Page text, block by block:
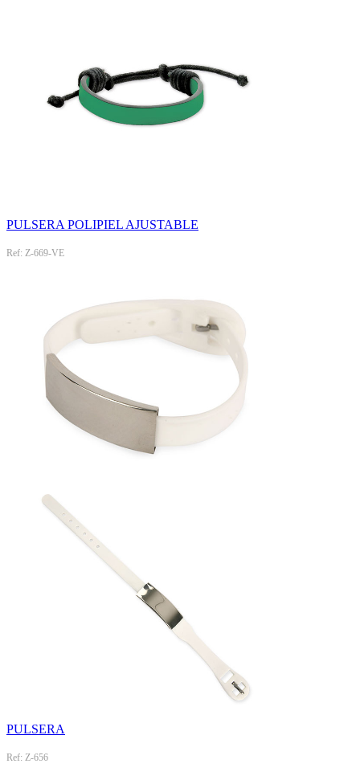
PULSERA POLIPIEL AJUSTABLE
Ref: Z-669-VE
PULSERA
Ref: Z-656